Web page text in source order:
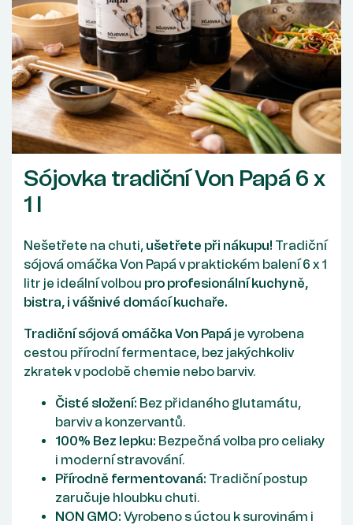
Sójovka tradiční Von Papá 6 x
1 l
Nešetřete na chuti, ušetřete při nákupu! Tradiční
sójová omáčka Von Papá v praktickém balení 6 x 1
litr je ideální volbou pro profesionální kuchyně,
bistra, i vášnivé domácí kuchaře.
Tradiční sójová omáčka Von Papá je vyrobena
cestou přírodní fermentace, bez jakýchkoliv
zkratek v podobě chemie nebo barviv.
Čisté složení: Bez přidaného glutamátu,
barviv a konzervantů.
100% Bez lepku: Bezpečná volba pro celiaky
i moderní stravování.
Přírodně fermentovaná: Tradiční postup
zaručuje hloubku chuti.
NON GMO: Vyrobeno s úctou k surovinám i